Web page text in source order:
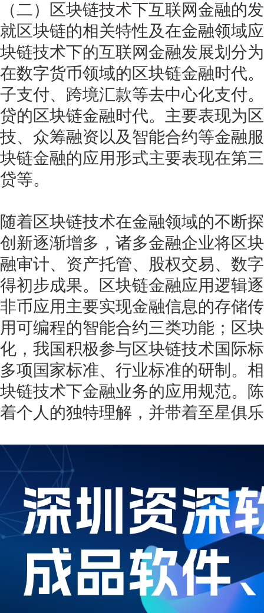
（二）区块链技术下互联网金融的
就区块链的相关特性及在金融领域
块链技术下的互联网金融发展划分
在数字货币领域的区块链金融时代
子支付、跨境汇款等去中心化支付
贷的区块链金融时代。主要表现为
技、众筹融资以及智能合约等金融
块链金融的应用形式主要表现在第
贷等。
随着区块链技术在金融领域的不断
创新逐渐增多，诸多金融企业将区
融审计、资产托管、股权交易、数
得初步成果。区块链金融应用逻辑
非币应用主要实现金融信息的存储
用可编程的智能合约三类功能；区
化，我国积极参与区块链技术国际
多项国家标准、行业标准的研制。
块链技术下金融业务的应用规范。
着个人的独特理解，并带着至星俱